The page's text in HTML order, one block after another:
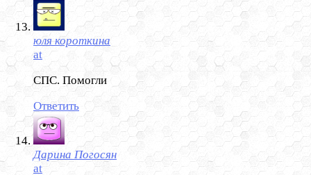
юля короткина
at
СПС. Помогли
Ответить
Дарина Погосян
at